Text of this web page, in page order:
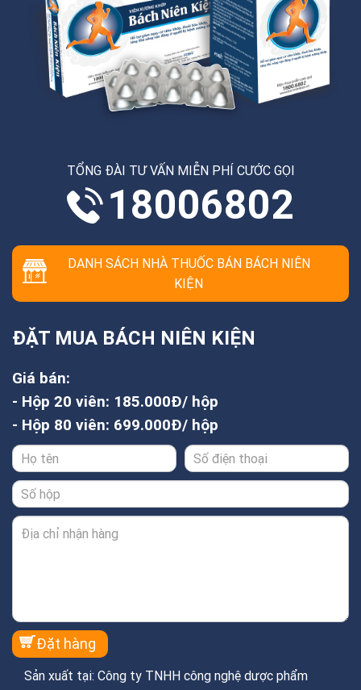
TỔNG ĐÀI TƯ VẤN MIỄN PHÍ CƯỚC GỌI
18006802
DANH SÁCH NHÀ THUỐC BÁN BÁCH NIÊN
KIỆN
ĐẶT MUA BÁCH NIÊN KIỆN
Giá bán:
- Hộp 20 viên: 185.000Đ/ hộp
- Hộp 80 viên: 699.000Đ/ hộp
Sản xuất tại: Công ty TNHH công nghệ dược phẩm